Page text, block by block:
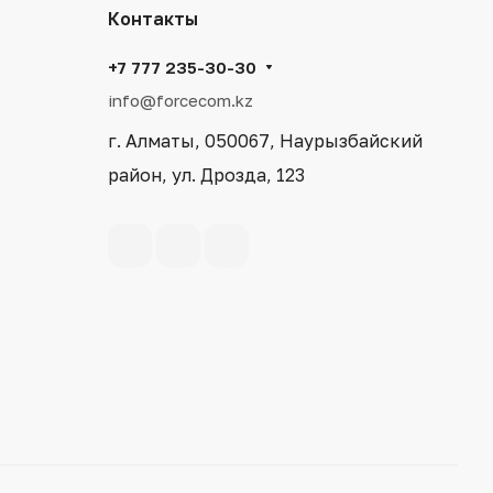
Контакты
+7 777 235-30-30
info@forcecom.kz
г. Алматы, 050067, Наурызбайский
район, ул. Дрозда, 123